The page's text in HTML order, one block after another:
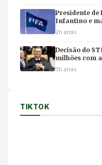
Presidente de
Infantino e
após crise
2h atrás
Decisão do
milhões com
precatórios
3h atrás
TIKTOK